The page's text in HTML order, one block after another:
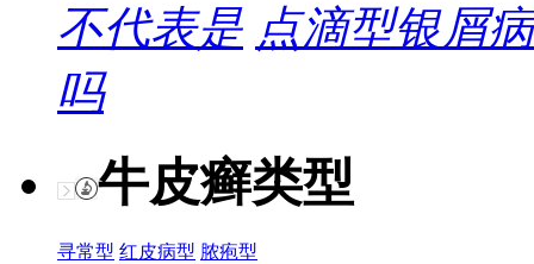
不代表是 点滴型银屑
吗
牛皮癣类型
寻常型 红皮病型 脓疱型